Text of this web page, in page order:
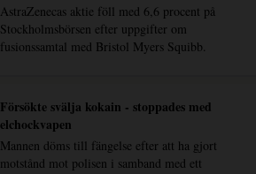
AstraZenecas aktie föll med 6,6 procent på
Stockholmsbörsen efter uppgifter om
fusionssamtal med Bristol Myers Squibb.
Försökte svälja kokain - stoppades med
elchockvapen
Mannen döms till fängelse efter att ha gjort
motstånd mot polisen i samband med ett